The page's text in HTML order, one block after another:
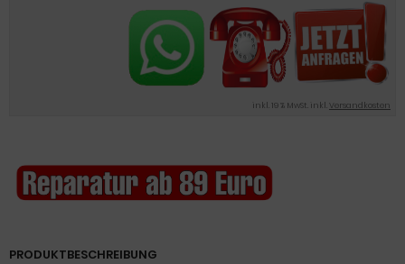
inkl. 19 % MwSt. inkl.Versandkosten
PRODUKTBESCHREIBUNG